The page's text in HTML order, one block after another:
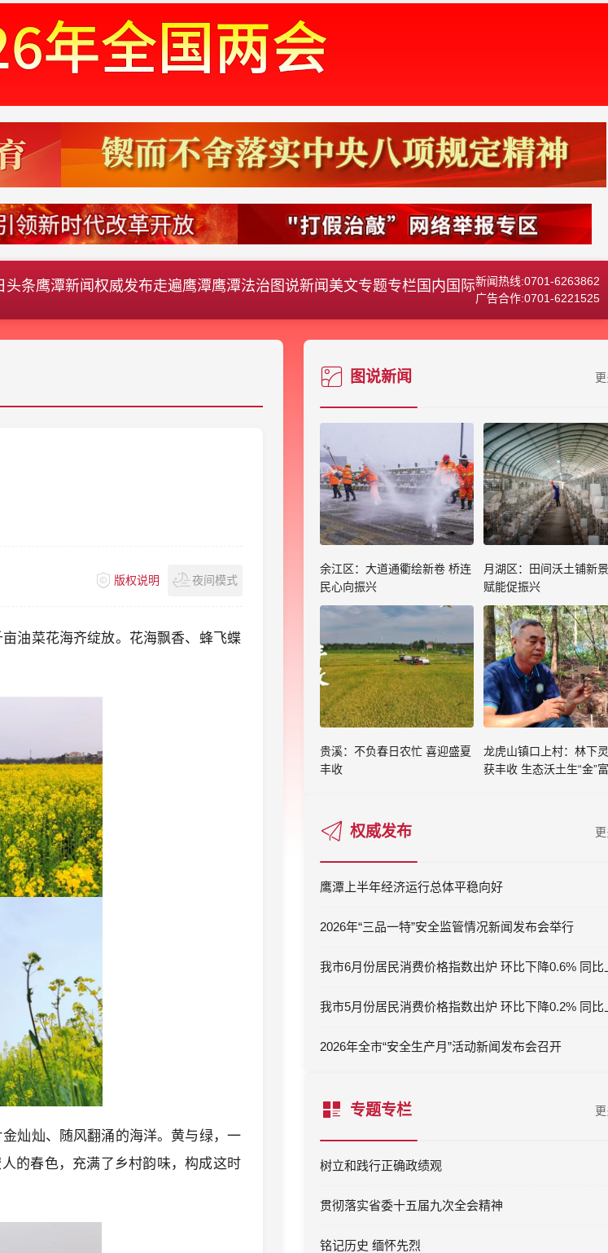
头条鹰潭新闻 权威发布走遍鹰潭鹰潭法治 图说新闻 美文专题专栏 国内国际新闻热线:0701-6263862
广告合作:0701-6221525
版权说明 夜间模式
油菜花海齐绽放。花海飘香、蜂飞蝶
灿灿、随风翻涌的海洋。黄与绿，一
的春色，充满了乡村韵味，构成这时
图说新闻
余江区：大道通衢绘新卷 桥连
民心向振兴
月湖区：田间沃土铺新
赋能促振兴
贵溪：不负春日农忙 喜迎盛夏
丰收
龙虎山镇口上村：林下
获丰收 生态沃土生“金”
权威发布
鹰潭上半年经济运行总体平稳向好
2026年“三品一特”安全监管情况新闻发布会举行
2026年全市“安全生产月”活动新闻发布会召开
专题专栏
树立和践行正确政绩观
贯彻落实省委十五届九次全会精神
铭记历史 缅怀先烈